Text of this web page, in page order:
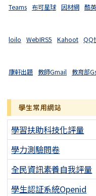
Teams 布可星球 因材網 酷
loilo WebIRS5 Kahoot QQ
康軒出題 教師Gmail 教育部
學生常用網站
學習扶助科技化評量
學力測驗問卷
全民資訊素養自我評量
學生認証系統Openid